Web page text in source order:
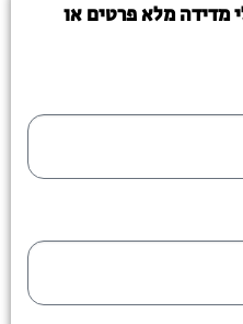
מדידה מלא פרטים או